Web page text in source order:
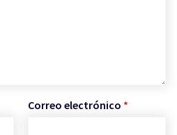
Correo electrónico *